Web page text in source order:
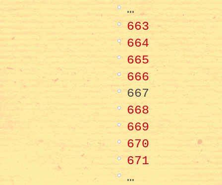
…
663
664
665
666
667
668
669
670
671
…